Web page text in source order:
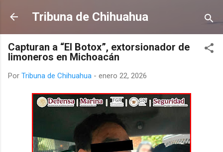
Ir al contenido principal
Tribuna de Chihuahua
Capturan a “El Botox”, extorsionador de
limoneros en Michoacán
Por Tribuna de Chihuahua - enero 22, 2026